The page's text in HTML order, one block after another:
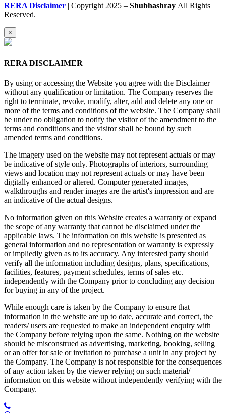
RERA Disclaimer | Copyright 2025 – Shubhashray All Rights
Reserved.
×
RERA DISCLAIMER
By using or accessing the Website you agree with the Disclaimer
without any qualification or limitation. The Company reserves the
right to terminate, revoke, modify, alter, add and delete any one or
more of the terms and conditions of the website. The Company shall
be under no obligation to notify the visitor of the amendment to the
terms and conditions and the visitor shall be bound by such
amended terms and conditions.
The imagery used on the website may not represent actuals or may
be indicative of style only. Photographs of interiors, surrounding
views and location may not represent actuals or may have been
digitally enhanced or altered. Computer generated images,
walkthroughs and render images are the artist's impression and are
an indicative of the actual designs.
No information given on this Website creates a warranty or expand
the scope of any warranty that cannot be disclaimed under the
applicable laws. The information on this website is presented as
general information and no representation or warranty is expressly
or impliedly given as to its accuracy. Any interested party should
verify all the information including designs, plans, specifications,
facilities, features, payment schedules, terms of sales etc.
independently with the Company prior to concluding any decision
for buying in any of the project.
While enough care is taken by the Company to ensure that
information in the website are up to date, accurate and correct, the
readers/ users are requested to make an independent enquiry with
the Company before relying upon the same. Nothing on the website
should be misconstrued as advertising, marketing, booking, selling
or an offer for sale or invitation to purchase a unit in any project by
the Company. The Company is not responsible for the consequences
of any action taken by the viewer relying on such material/
information on this website without independently verifying with the
Company.